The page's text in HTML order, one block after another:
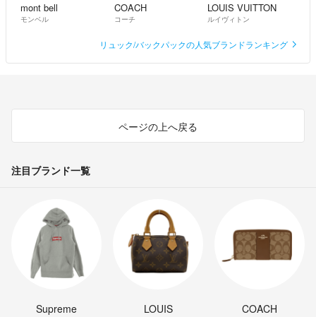
mont bell
モンベル
COACH
コーチ
LOUIS VUITTON
ルイヴィトン
リュック/バックパックの人気ブランドランキング
ページの上へ戻る
注目ブランド一覧
Supreme
LOUIS
COACH